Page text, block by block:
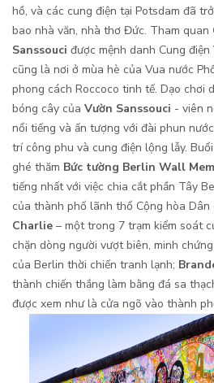
hồ, và các cung điện tại Potsdam đã
bao nhà văn, nhà thơ Đức. Tham quan
Sanssouci được mệnh danh Cung
cũng là nơi ở mùa hè của Vua nước
phong cách Roccoco tinh tế. Dạo chơi
bóng cây của Vườn Sanssouci - viên
nổi tiếng và ấn tượng với đài phun
trí công phu và cung điện lộng lẫy.
ghé thăm Bức tường Berlin Wall
tiếng nhất với việc chia cắt phần Tây
của thành phố lãnh thổ Cộng hòa Dân
Charlie – một trong 7 trạm kiểm soát
chặn dòng người vượt biên, minh
của Berlin thời chiến tranh lạnh;
thành chiến thắng làm bằng đá sa
được xem như là cửa ngõ vào thành